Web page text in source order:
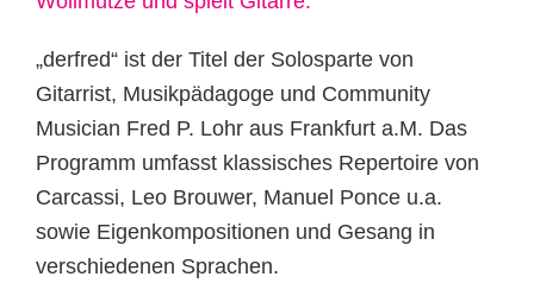
„derfred“ ist der Titel der Solosparte von
Gitarrist, Musikpädagoge und Community
Musician Fred P. Lohr aus Frankfurt a.M. Das
Programm umfasst klassisches Repertoire von
Carcassi, Leo Brouwer, Manuel Ponce u.a.
sowie Eigenkompositionen und Gesang in
verschiedenen Sprachen.